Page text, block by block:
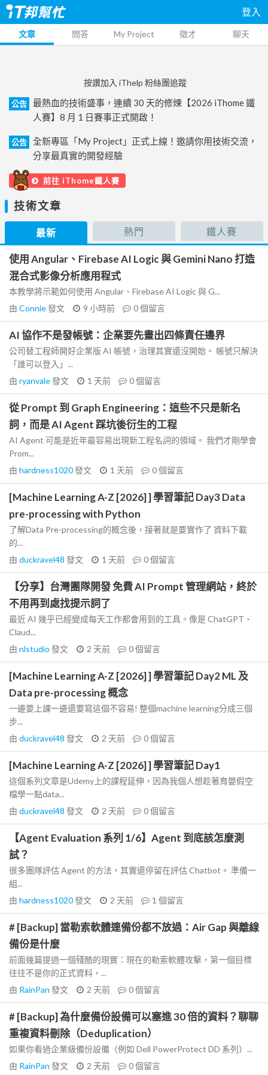
登入
文章 問答 My Project 徵才 聊天
按讚加入 iThelp 粉絲團追蹤
公告
最熱血的技術盛事，連續 30 天的修煉【2026 iThome 鐵
人賽】8 月 1 日賽事正式開啟！
公告
全新專區「My Project」正式上線！邀請你用技術交流，
分享最真實的開發經驗
前往 iThome鐵人賽
技術文章
最新 熱門 鐵人賽
使用 Angular、Firebase AI Logic 與 Gemini Nano 打造
混合式影像分析應用程式
本教學將示範如何使用 Angular、Firebase AI Logic 與 G...
由 Connie發文 9 小時前 0個留言
AI 協作不是發帳號：企業要先畫出四條責任邊界
公司替工程師開好企業版 AI 帳號，治理其實還沒開始。 帳號只解決
「誰可以登入」...
由 ryanvale發文 1 天前 0個留言
從 Prompt 到 Graph Engineering：這些不只是新名
詞，而是 AI Agent 踩坑後衍生的工程
AI Agent 可能是近年最容易出現新工程名詞的領域。 我們才剛學會
Prom...
由 hardness1020發文 1 天前 0個留言
[Machine Learning A-Z [2026] ] 學習筆記 Day3 Data
pre-processing with Python
了解Data Pre-processing的概念後，接著就是要實作了 資料下載
的...
由 duckravel48 發文 1 天前 0個留言
【分享】台灣團隊開發 免費 AI Prompt 管理網站，終於
不用再到處找提示詞了
最近 AI 幾乎已經變成每天工作都會用到的工具。像是 ChatGPT、
Claud...
由 nlstudio 發文 2 天前 0個留言
[Machine Learning A-Z [2026] ] 學習筆記 Day2 ML 及
Data pre-processing 概念
一邊要上課一邊還要寫這個不容易! 整個machine learning分成三個
步...
由 duckravel48 發文 2 天前 0個留言
[Machine Learning A-Z [2026] ] 學習筆記 Day1
這個系列文章是Udemy上的課程延伸，因為我個人想趁著育嬰假空
檔學一點data...
由 duckravel48 發文 2 天前 0個留言
【Agent Evaluation 系列 1/6】Agent 到底該怎麼測
試？
很多團隊評估 Agent 的方法，其實還停留在評估 Chatbot。 準備一
組...
由 hardness1020發文 2 天前 1 個留言
# [Backup] 當勒索軟體連備份都不放過：Air Gap 與離線
備份是什麼
前面幾篇提過一個殘酷的現實：現在的勒索軟體攻擊，第一個目標
往往不是你的正式資料，...
由 RainPan 發文 2 天前 0個留言
# [Backup] 為什麼備份設備可以塞進 30 倍的資料？聊聊
重複資料刪除（Deduplication）
如果你看過企業級備份設備（例如 Dell PowerProtect DD 系列）...
由 RainPan 發文 2 天前 0個留言